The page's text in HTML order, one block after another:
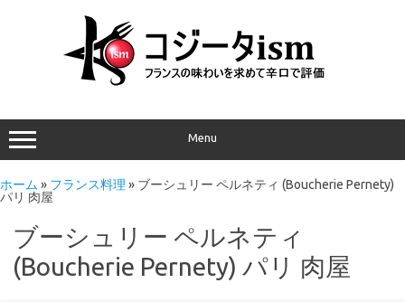
Menu
ホーム » フランス料理 » ブーシュリー ペルネティ (Boucherie Pernety)
パリ 肉屋
ブーシュリー ペルネティ
(Boucherie Pernety) パリ 肉屋